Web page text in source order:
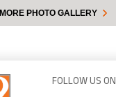
MORE PHOTO GALLERY
FOLLOW US ON